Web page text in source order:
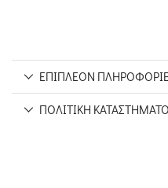
ΕΠΙΠΛΈΟΝ
ΠΟΛΙΤΙΚΉ